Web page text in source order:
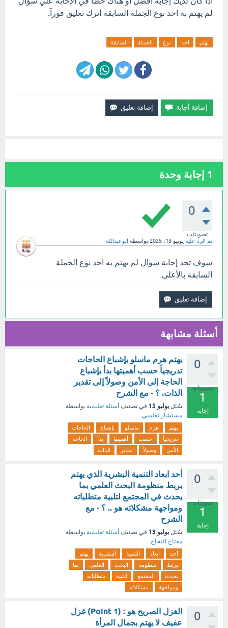
لم يهتم به احد نوع الجملة السابقة اترك تعليق فورآ.
يهتم احد نوع الجملة السابقة
1 إجابة وحدة
0
تصويتات
تم الرد عليه يونيو 13، 2025 بواسطة ابوعبدالله
سوف تجد إجابة سؤال لم يهتم به احد نوع الجملة
السابقة بالأعلى.
أسئلة مشابهة
0
تصويتات
1
إجابة
يهتم هرم ماسلو بإشباع الحاجات
تدريجياً حسب أهميتها بدأ بإشباع
الحاجة إلى الأمن وصولاً إلى تقدير
الذات. ؟ - مع الشرح
سُئل يوليو 15 في تصنيف أسئلة تعليمية بواسطة
مستشار تعليمي
يهتم هرم ماسلو بإشباع
الحاجات
تدريجياً
حسب أهميتها بدأ
الحاجة
الأمن
وصولاً تقدير الذات
0
تصويتات
1
إجابة
أحد ابعاد التنمية البشرية الذي يهتم
بربط منظومة البحث العلمي بما
يحدث في المجتمع لتلبية متطلباته
ومواجهة مشكلاته هو .. ؟ - مع
الشرح
سُئل يوليو 13 في تصنيف أسئلة تعليمية بواسطة
مفتاح النجاح
أحد ابعاد التنمية البشرية
يهتم
بربط
منظومة البحث العلمي
بما
يحدث
المجتمع لتلبية
متطلباته
ومواجهة
مشكلاته
0
الغزل الصريح هو : (1 Point) غزل
عفيف لا يهتم بجمال المرأة